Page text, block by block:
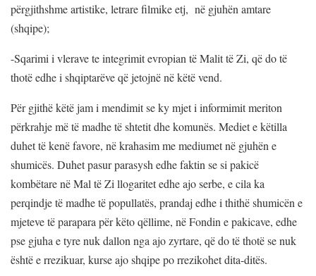
përgjithshme artistike, letrare filmike etj, në gjuhën amtare
(shqipe);
-Sqarimi i vlerave te integrimit evropian të Malit të Zi, që do të
thotë edhe i shqiptarëve që jetojnë në këtë vend.
Për gjithë këtë jam i mendimit se ky mjet i informimit meriton
përkrahje më të madhe të shtetit dhe komunës. Mediet e këtilla
duhet të kenë favore, në krahasim me mediumet në gjuhën e
shumicës. Duhet pasur parasysh edhe faktin se si pakicë
kombëtare në Mal të Zi llogaritet edhe ajo serbe, e cila ka
perqindje të madhe të popullatës, prandaj edhe i thithë shumicën e
mjeteve të parapara për këto qëllime, në Fondin e pakicave, edhe
pse gjuha e tyre nuk dallon nga ajo zyrtare, që do të thotë se nuk
është e rrezikuar, kurse ajo shqipe po rrezikohet dita-ditës.